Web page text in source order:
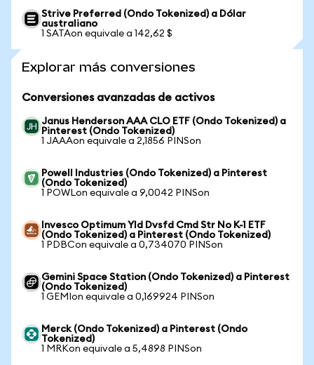
Strive Preferred (Ondo Tokenized) a Dólar
australiano
1 SATAon equivale a 142,62 $
Explorar más conversiones
Conversiones avanzadas de activos
Janus Henderson AAA CLO ETF (Ondo Tokenized) a
Pinterest (Ondo Tokenized)
1 JAAAon equivale a 2,1856 PINSon
Powell Industries (Ondo Tokenized) a Pinterest
(Ondo Tokenized)
1 POWLon equivale a 9,0042 PINSon
Invesco Optimum Yld Dvsfd Cmd Str No K-1 ETF
(Ondo Tokenized) a Pinterest (Ondo Tokenized)
1 PDBCon equivale a 0,734070 PINSon
Gemini Space Station (Ondo Tokenized) a Pinterest
(Ondo Tokenized)
1 GEMIon equivale a 0,169924 PINSon
Merck (Ondo Tokenized) a Pinterest (Ondo
Tokenized)
1 MRKon equivale a 5,4898 PINSon